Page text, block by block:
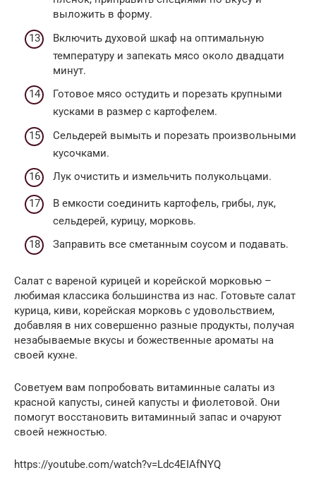
выложить в форму.
Включить духовой шкаф на оптимальную
температуру и запекать мясо около двадцати
минут.
Готовое мясо остудить и порезать крупными
кусками в размер с картофелем.
Сельдерей вымыть и порезать произвольными
кусочками.
Лук очистить и измельчить полукольцами.
В емкости соединить картофель, грибы, лук,
сельдерей, курицу, морковь.
Заправить все сметанным соусом и подавать.
Салат с вареной курицей и корейской морковью –
любимая классика большинства из нас. Готовьте салат
курица, киви, корейская морковь с удовольствием,
добавляя в них совершенно разные продукты, получая
незабываемые вкусы и божественные ароматы на
своей кухне.
Советуем вам попробовать витаминные салаты из
красной капусты, синей капусты и фиолетовой. Они
помогут восстановить витаминный запас и очаруют
своей нежностью.
https://youtube.com/watch?v=Ldc4EIAfNYQ